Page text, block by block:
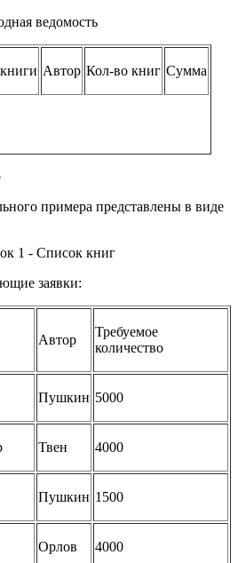
ведомость
Автор Кол-во книг Сумма
примера представлены в виде
1 - Список книг
заявки:
Автор
Требуемое
количество
Пушкин 5000
Твен 4000
Пушкин 1500
Орлов 4000